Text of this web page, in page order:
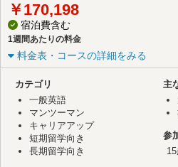
￥170,198
宿泊費含む
1週間あたりの料金
料金表・コースの詳細をみる
カテゴリ
一般英語
マンツーマン
キャリアアップ
短期留学向き
長期留学向き
主
参